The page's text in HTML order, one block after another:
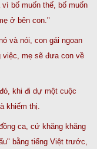
bố muốn thế, bố muốn
ở bên con."
và nói, con gái ngoan
việc, mẹ sẽ đưa con về
khi đi dự một cuộc
khiếm thị.
ca, cứ khăng khăng
bằng tiếng Việt trước,